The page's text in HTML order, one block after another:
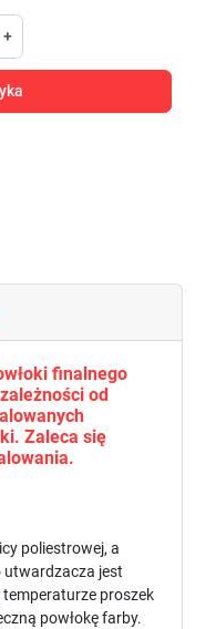
+
finalnego
od
Zaleca się
poliestrowej, a
utwardzacza jest
proszek
powłokę farby.